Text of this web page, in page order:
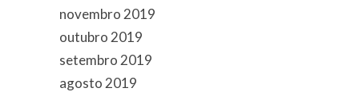
novembro 2019
outubro 2019
setembro 2019
agosto 2019